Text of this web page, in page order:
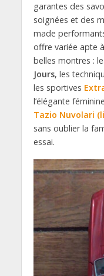
garantes des
soignées et des
made
offre variée apte
belles montres :
Jours, les
les sportives
l’élégante féminine
Tazio Nuvolari
sans oublier la
essai.